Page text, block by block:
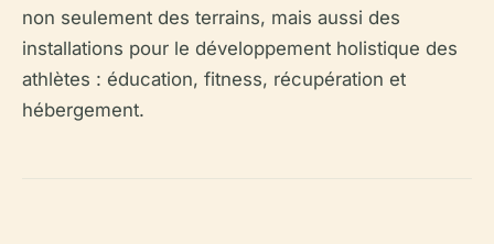
non seulement des terrains, mais aussi des
installations pour le développement holistique des
athlètes : éducation, fitness, récupération et
hébergement.